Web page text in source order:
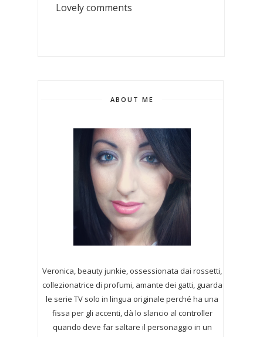
Lovely comments
ABOUT ME
Veronica, beauty junkie, ossessionata dai rossetti,
collezionatrice di profumi, amante dei gatti, guarda
le serie TV solo in lingua originale perché ha una
fissa per gli accenti, dà lo slancio al controller
quando deve far saltare il personaggio in un